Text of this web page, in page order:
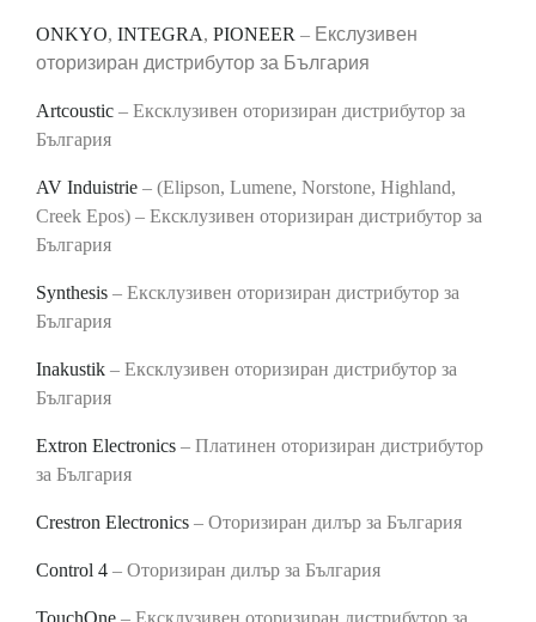
ONKYO, INTEGRA, PIONEER – Екслузивен
оторизиран дистрибутор за България
Artcoustic – Ексклузивен оторизиран дистрибутор за
България
AV Induistrie – (Elipson, Lumene, Norstone, Highland,
Creek Epos) – Ексклузивен оторизиран дистрибутор за
България
Synthesis – Ексклузивен оторизиран дистрибутор за
България
Inakustik – Ексклузивен оторизиран дистрибутор за
България
Extron Electronics – Платинен оторизиран дистрибутор
за България
Crestron Electronics – Оторизиран дилър за България
Control 4 – Оторизиран дилър за България